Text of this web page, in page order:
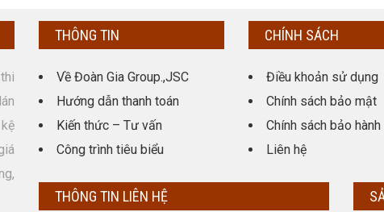
THÔNG TIN
Về Đoàn Gia Group.,JSC
Hướng dẫn thanh toán
Kiến thức – Tư vấn
Công trình tiêu biểu
CHÍNH SÁCH
Điều khoản sử dụng
Chính sách bảo mật
Chính sách bảo hành
Liên hệ
THÔNG TIN LIÊN HỆ